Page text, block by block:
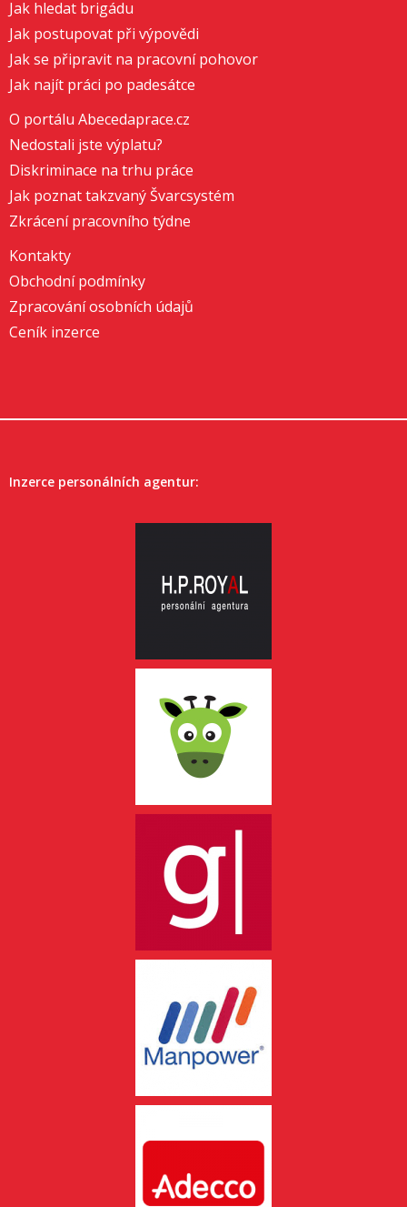
Jak hledat brigádu
Jak postupovat při výpovědi
Jak se připravit na pracovní pohovor
Jak najít práci po padesátce
O portálu Abecedaprace.cz
Nedostali jste výplatu?
Diskriminace na trhu práce
Jak poznat takzvaný Švarcsystém
Zkrácení pracovního týdne
Kontakty
Obchodní podmínky
Zpracování osobních údajů
Ceník inzerce
Inzerce personálních agentur: